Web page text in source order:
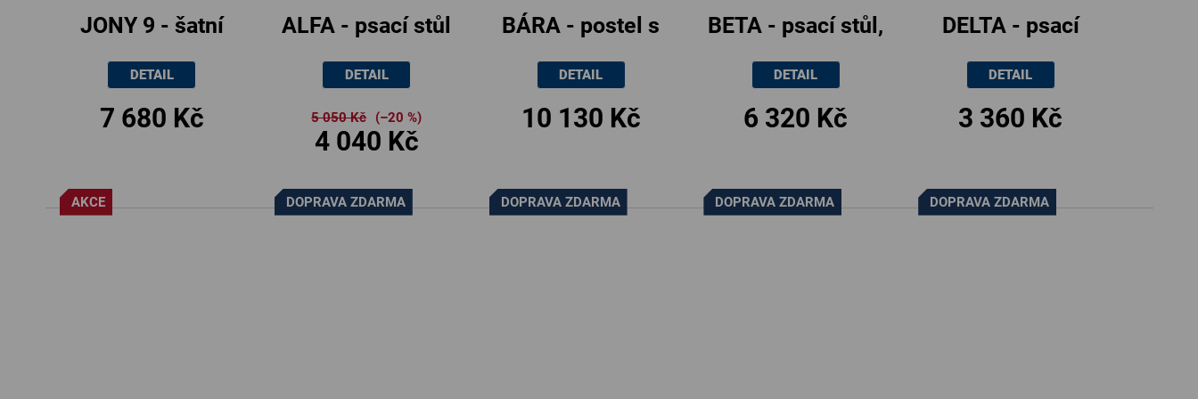
JONY 9 - šatní
skříň se
zásuvkami,
80x52.5x205cm
7 680 Kč
DETAIL
ALFA - psací stůl
se zásuvkami,
120x60cm
4 040 Kč
5 050 Kč (–20 %)
DETAIL
BÁRA - postel s
lamelovými rošty
90x200cm
10 130 Kč
DETAIL
BETA - psací stůl,
135x60cm
6 320 Kč
DETAIL
DELTA - psací
stůl, 90x56cm
3 360 Kč
DETAIL
AKCE DOPRAVA ZDARMA DOPRAVA ZDARMA DOPRAVA ZDARMA DOPRAVA ZDARMA